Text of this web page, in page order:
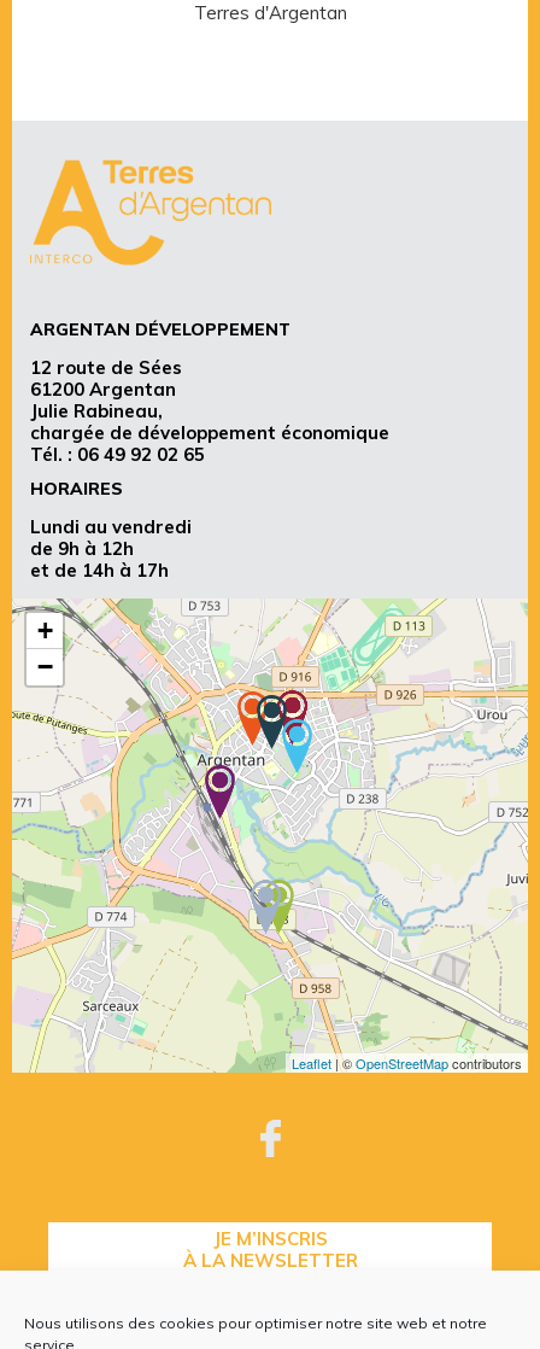
Nous utilisons des cookies pour optimiser notre site web et notre
service.
Terres d'Argentan
ARGENTAN DÉVELOPPEMENT
12 route de Sées
61200 Argentan
Julie Rabineau,
chargée de développement économique
Tél. : 06 49 92 02 65
HORAIRES
Lundi au vendredi
de 9h à 12h
et de 14h à 17h
+
−
Leaflet| ©OpenStreetMapcontributors
JE M’INSCRIS
À LA NEWSLETTER